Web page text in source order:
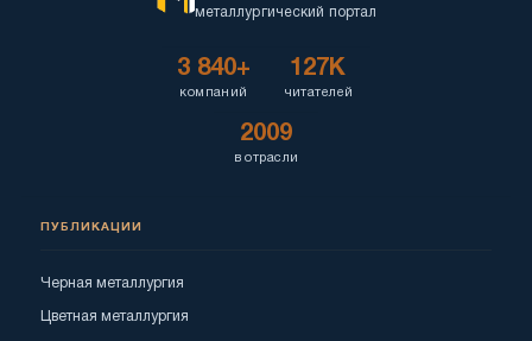
металлургический портал
3 840+
компаний
127K
читателей
2009
в отрасли
ПУБЛИКАЦИИ
Черная металлургия
Цветная металлургия